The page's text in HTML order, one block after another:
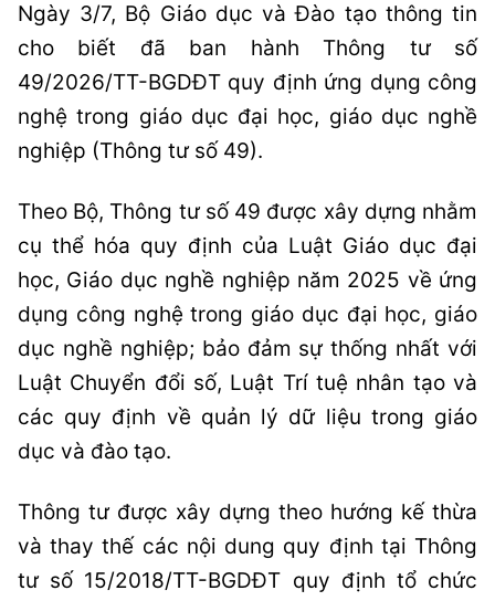
Ngày 3/7, Bộ Giáo dục và Đào tạo thông tin
cho biết đã ban hành Thông tư số
49/2026/TT-BGDĐT quy định ứng dụng công
nghệ trong giáo dục đại học, giáo dục nghề
nghiệp (Thông tư số 49).
Theo Bộ, Thông tư số 49 được xây dựng nhằm
cụ thể hóa quy định của Luật Giáo dục đại
học, Giáo dục nghề nghiệp năm 2025 về ứng
dụng công nghệ trong giáo dục đại học, giáo
dục nghề nghiệp; bảo đảm sự thống nhất với
Luật Chuyển đổi số, Luật Trí tuệ nhân tạo và
các quy định về quản lý dữ liệu trong giáo
dục và đào tạo.
Thông tư được xây dựng theo hướng kế thừa
và thay thế các nội dung quy định tại Thông
tư số 15/2018/TT-BGDĐT quy định tổ chức